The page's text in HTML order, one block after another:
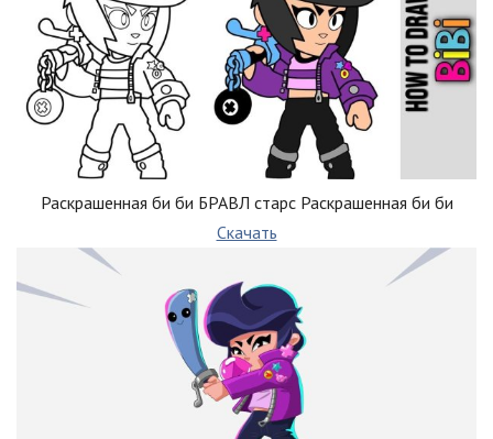
Раскрашенная би би БРАВЛ старс Раскрашенная би би
Скачать